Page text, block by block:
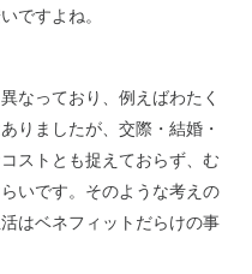
ですよね。
なっており、例えばわたく
りましたが、交際・結婚・
ストとも捉えておらず、む
いです。そのような考えの
はベネフィットだらけの事